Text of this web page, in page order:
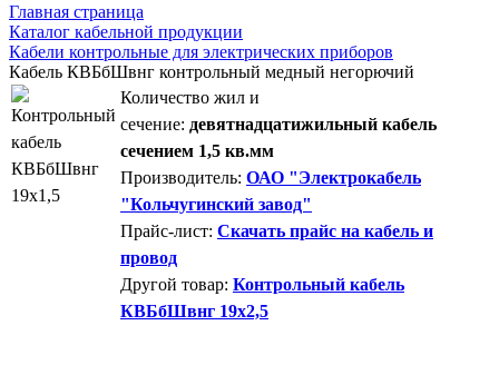
Главная страница
Каталог кабельной продукции
Кабели контрольные для электрических приборов
Кабель КВБбШвнг контрольный медный негорючий
Количество жил и
сечение: девятнадцатижильный кабель
сечением 1,5 кв.мм
Производитель: ОАО "Электрокабель
"Кольчугинский завод"
Прайс-лист: Скачать прайс на кабель и
провод
Другой товар: Контрольный кабель
КВБбШвнг 19х2,5